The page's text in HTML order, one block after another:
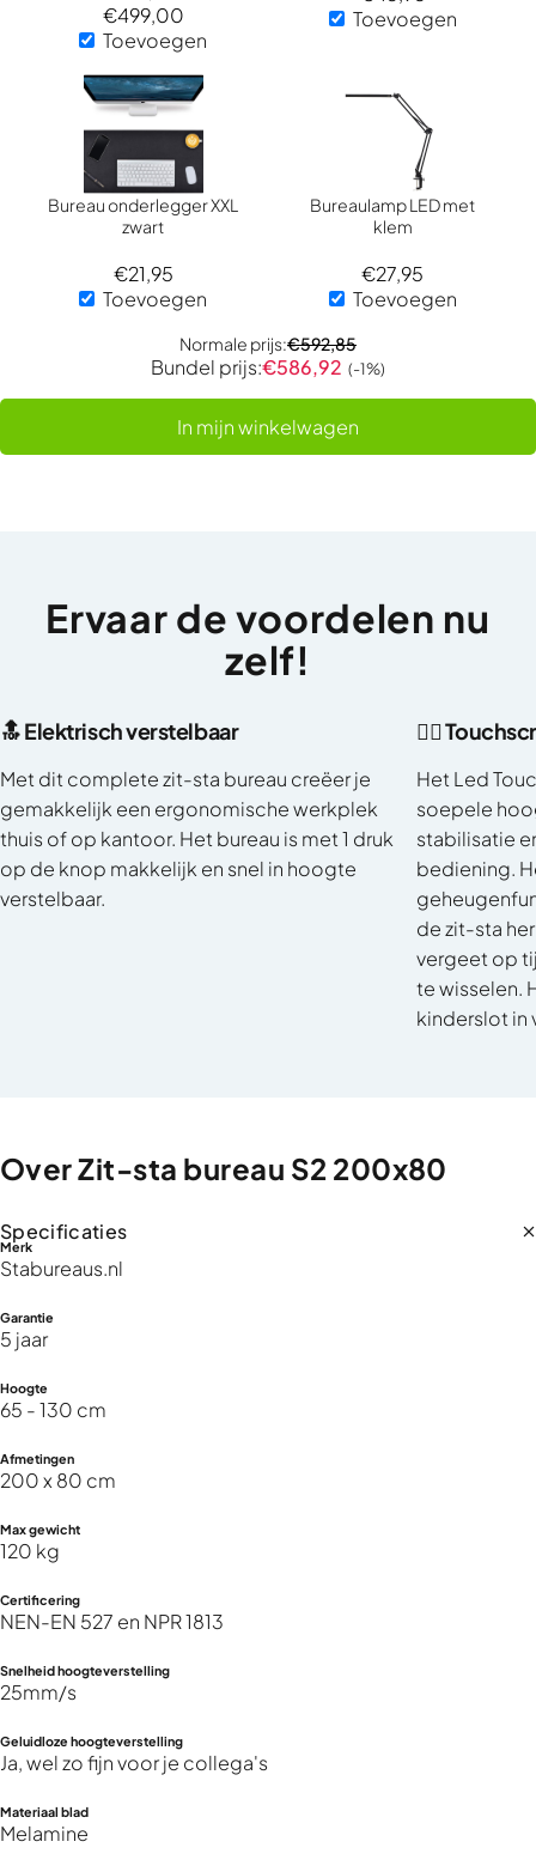
€499,00
Toevoegen
Toevoegen
Bureau onderlegger XXL
zwart
€21,95
Toevoegen
Bureaulamp LED met
klem
€27,95
Toevoegen
Normale prijs:€592,85
Bundel prijs:€586,92 (-1%)
In mijn winkelwagen
Ervaar de voordelen nu
zelf!
🔝 Elektrisch verstelbaar
Met dit complete zit-sta bureau creëer je
gemakkelijk een ergonomische werkplek
thuis of op kantoor. Het bureau is met 1 druk
op de knop makkelijk en snel in hoogte
verstelbaar.
👈🏼
Het Led
soepele
stabilisatie
bediening.
de zit-sta
vergeet op
te wisselen.
kinderslot in
OverZit-sta bureau S2 200x80
Specificaties
Merk
Stabureaus.nl
Garantie
5 jaar
Hoogte
65 - 130 cm
Afmetingen
200 x 80 cm
Max gewicht
120 kg
Certificering
NEN-EN 527 en NPR 1813
Snelheid hoogteverstelling
25mm/s
Geluidloze hoogteverstelling
Ja, wel zo fijn voor je collega's
Materiaal blad
Melamine